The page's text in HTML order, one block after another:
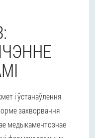
і ўстанаўлення
захворвання
медыкаментознае